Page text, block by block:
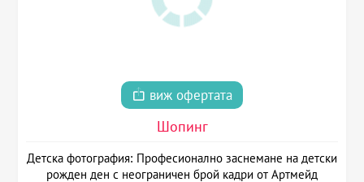
виж офертата
Шопинг
Детска фотография: Професионално заснемане на детски
рожден ден с неограничен брой кадри от Артмейд